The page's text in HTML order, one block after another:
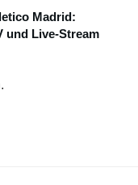
Madrid:
und Live-Stream